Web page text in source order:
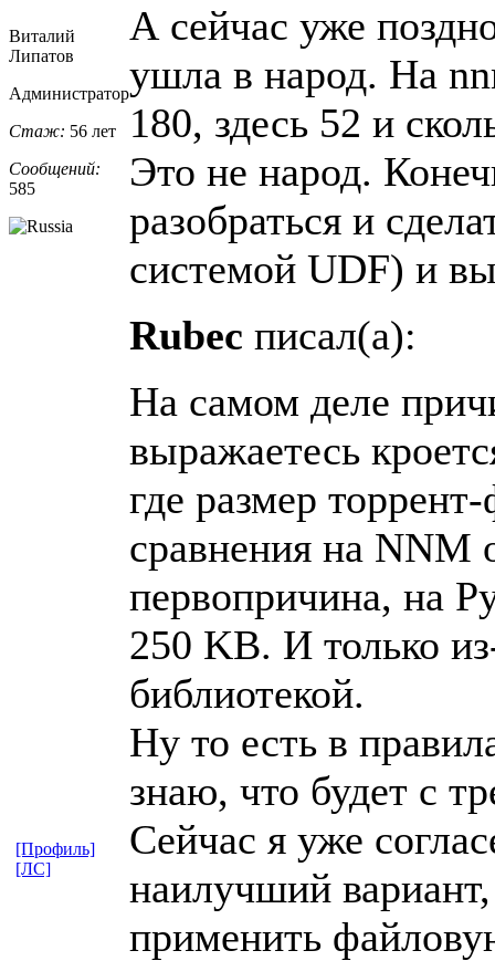
Виталий
Липатов
Администратор
Стаж: 56 лет
Сообщений:
585
А сейчас уже
ушла в народ. На
180, здесь 52 и
Это не народ.
разобраться и
системой UDF) и
Rubec писал(а):
На самом деле
выражаетесь
где размер
сравнения на NNM
первопричина, на
250 KB. И только
библиотекой.
Ну то есть в
знаю, что будет с
Сейчас я уже
наилучший
применить
[Профиль]
[ЛС]